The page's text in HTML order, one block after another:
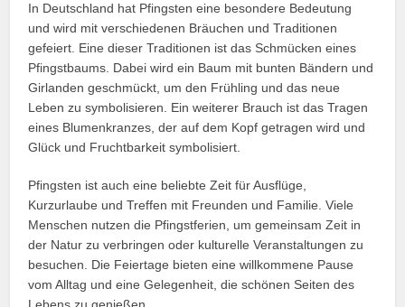
In Deutschland hat Pfingsten eine besondere Bedeutung
und wird mit verschiedenen Bräuchen und Traditionen
gefeiert. Eine dieser Traditionen ist das Schmücken eines
Pfingstbaums. Dabei wird ein Baum mit bunten Bändern und
Girlanden geschmückt, um den Frühling und das neue
Leben zu symbolisieren. Ein weiterer Brauch ist das Tragen
eines Blumenkranzes, der auf dem Kopf getragen wird und
Glück und Fruchtbarkeit symbolisiert.
Pfingsten ist auch eine beliebte Zeit für Ausflüge,
Kurzurlaube und Treffen mit Freunden und Familie. Viele
Menschen nutzen die Pfingstferien, um gemeinsam Zeit in
der Natur zu verbringen oder kulturelle Veranstaltungen zu
besuchen. Die Feiertage bieten eine willkommene Pause
vom Alltag und eine Gelegenheit, die schönen Seiten des